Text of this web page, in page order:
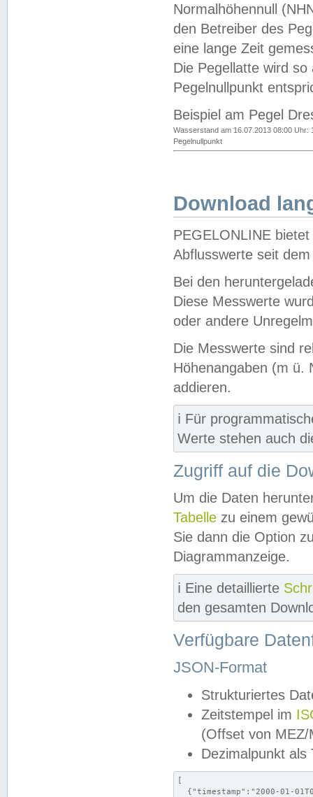
Normalhöhennull
den Betreiber des
eine lange Zeit
Die Pegellatte wird
Pegelnullpunkt
Beispiel am Pegel
Wasserstand am 16.07.2013 08:00 Uhr:
Pegelnullpunkt
Download
PEGELONLINE
Abflusswerte seit
Bei den
Diese Messwerte
oder andere
Die Messwerte sind
Höhenangaben (m ü.
addieren.
ℹ️ Für
Werte stehen auch
Zugriff auf die
Um die Daten
Tabelle zu einem
Sie dann die Option
Diagrammanzeige.
ℹ️ Eine detaillierte
den gesamten
Verfügbare
JSON-Format
Strukturiertes
Zeitstempel im
(Offset von MEZ/
Dezimalpunkt als
[
{"timestamp":"2000-01-